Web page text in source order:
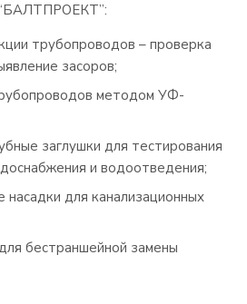
трубопроводов – проверка
засоров;
методом УФ-
заглушки для тестирования
и водоотведения;
насадки для канализационных
бестраншейной замены